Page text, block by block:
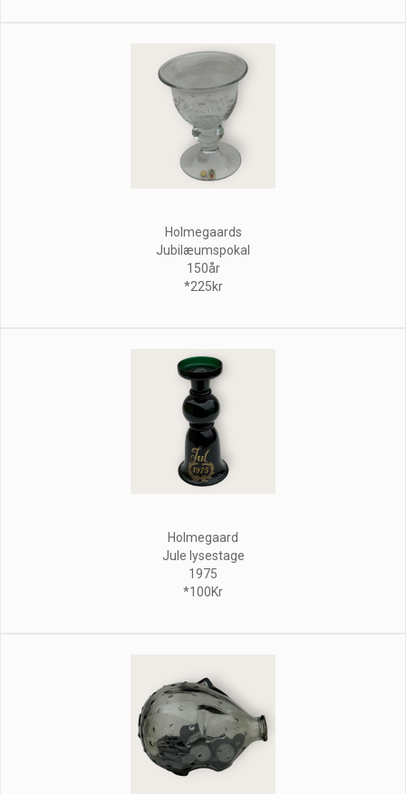
Holmegaards
Jubilæumspokal
150år
*225kr
Holmegaard
Jule lysestage
1975
*100Kr